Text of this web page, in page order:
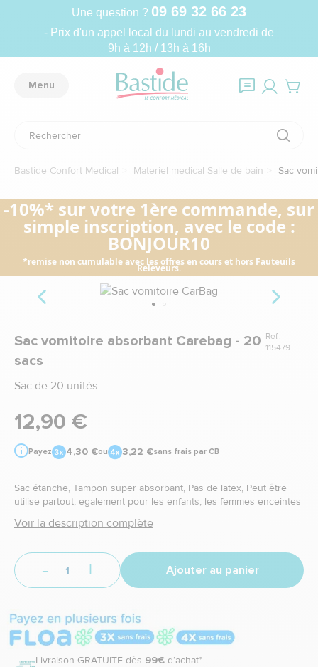
Une question ? 09 69 32 66 23
- Prix d'un appel local du lundi au vendredi de
9h à 12h / 13h à 16h
Menu
Bastide Confort Médical Matériel médical Salle de bain Sac
-10%* sur votre 1ère commande, sur
simple inscription, avec le code :
BONJOUR10
*remise non cumulable avec les offres en cours et hors Fauteuils
Releveurs.
Sac vomitoire absorbant Carebag - 20
sacs
Sac de 20 unités
Ref.:
115479
12,90 €
Payez 4,30 €ou 3,22 €sans frais par CB
Sac étanche, Tampon super absorbant, Pas de latex, Peut être
utilisé partout, également pour les enfants, les femmes enceintes
Voir la description complète
- + Ajouter au panier
Livraison GRATUITE dès 99€ d’achat*